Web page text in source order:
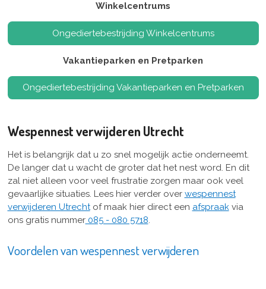
Winkelcentrums
Ongediertebestrijding Winkelcentrums
Vakantieparken en Pretparken
Ongediertebestrijding Vakantieparken en Pretparken
Wespennest verwijderen Utrecht
Het is belangrijk dat u zo snel mogelijk actie onderneemt.
De langer dat u wacht de groter dat het nest word. En dit
zal niet alleen voor veel frustratie zorgen maar ook veel
gevaarlijke situaties. Lees hier verder over wespennest
verwijderen Utrechtof maak hier direct een afspraakvia
ons gratis nummer085 - 080 5718.
Voordelen van wespennest verwijderen